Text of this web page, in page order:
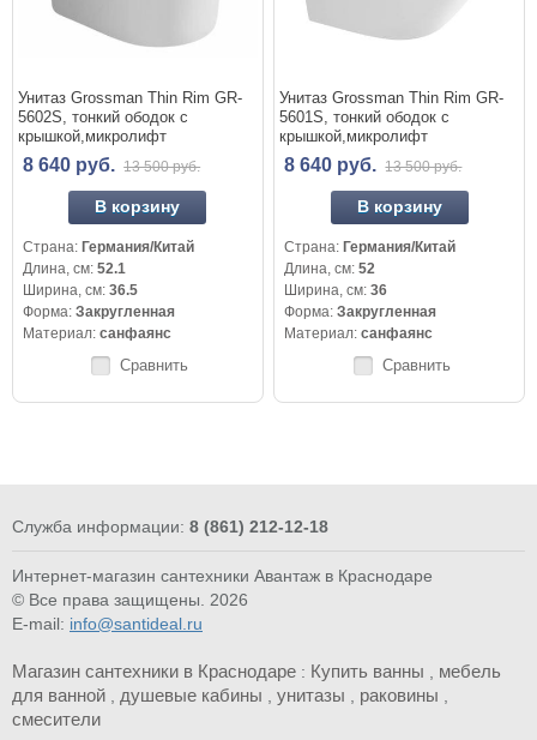
Унитаз Grossman Thin Rim GR-
5602S, тонкий ободок с
крышкой,микролифт
8 640 руб. 13 500 руб.
В корзину
Страна:Германия/Китай
Длина, см:52.1
Ширина, см:36.5
Форма:Закругленная
Материал:санфаянс
Сравнить
Унитаз Grossman Thin Rim GR-
5601S, тонкий ободок с
крышкой,микролифт
8 640 руб. 13 500 руб.
В корзину
Страна:Германия/Китай
Длина, см:52
Ширина, см:36
Форма:Закругленная
Материал:санфаянс
Сравнить
Служба информации: 8 (861) 212-12-18
Интернет-магазин сантехники Авантаж в Краснодаре
© Все права защищены. 2026
E-mail: info@santideal.ru
Магазин сантехники в Краснодаре : Купить ванны , мебель
для ванной , душевые кабины , унитазы , раковины ,
смесители